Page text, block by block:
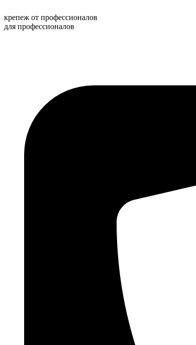
к
содержимому
крепеж от профессионалов
для профессионалов